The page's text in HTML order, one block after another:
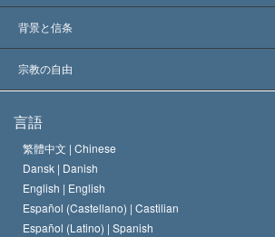
世界各地での認可
主要な裁定
各分野の専門家による見解
世界を代表する専門家
背景と信条
L. ロン ハバード
サイエントロジー教会の信条
サイエントロジストの規律
デビッド･ミスキャベッジ
宗教の自由
何でしょう？
人権の国際基準
宗教に関する宣言
言語
繁體中文 | Chinese
Dansk | Danish
English | English
Español (Castellano) | Castilian
Español (Latino) | Spanish